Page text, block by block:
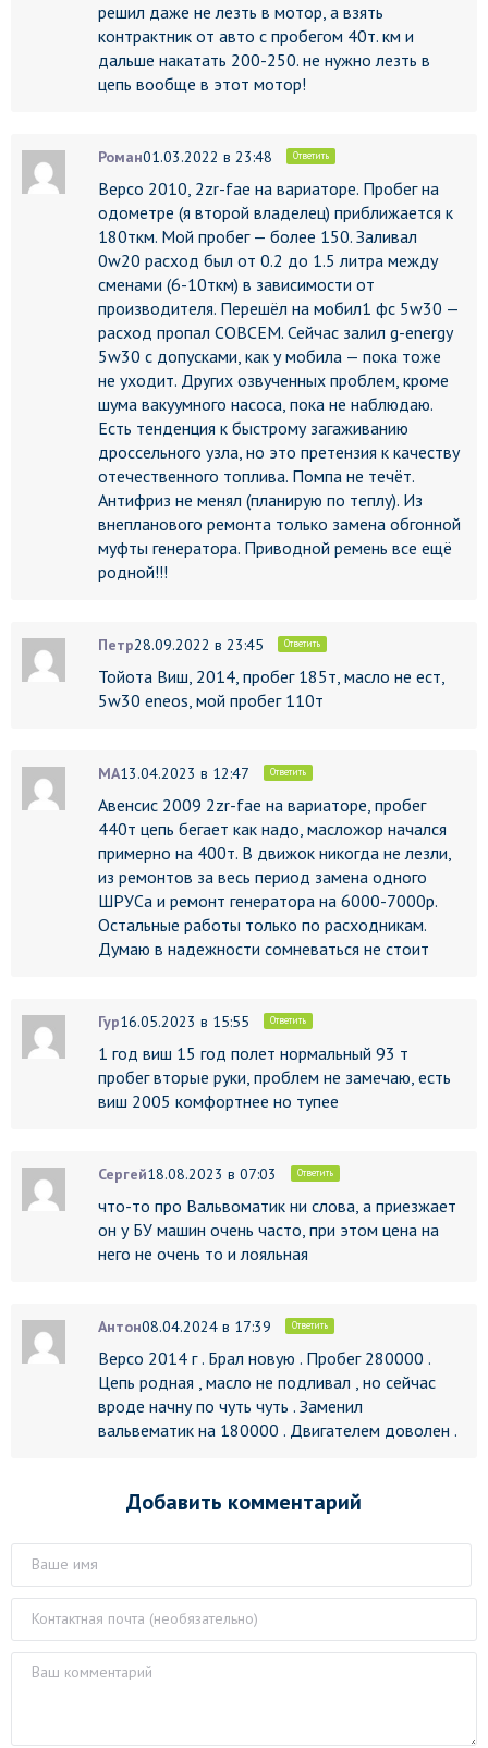
решил даже не лезть в мотор, а взять
контрактник от авто с пробегом 40т. км и
дальше накатать 200-250. не нужно лезть в
цепь вообще в этот мотор!
Роман01.03.2022 в 23:48 Ответить
Версо 2010, 2zr-fae на вариаторе. Пробег на
одометре (я второй владелец) приближается к
180ткм. Мой пробег — более 150. Заливал
0w20 расход был от 0.2 до 1.5 литра между
сменами (6-10ткм) в зависимости от
производителя. Перешёл на мобил1 фс 5w30 —
расход пропал СОВСЕМ. Сейчас залил g-energy
5w30 с допусками, как у мобила — пока тоже
не уходит. Других озвученных проблем, кроме
шума вакуумного насоса, пока не наблюдаю.
Есть тенденция к быстрому загаживанию
дроссельного узла, но это претензия к качеству
отечественного топлива. Помпа не течёт.
Антифриз не менял (планирую по теплу). Из
внепланового ремонта только замена обгонной
муфты генератора. Приводной ремень все ещё
родной!!!
Петр28.09.2022 в 23:45 Ответить
Тойота Виш, 2014, пробег 185т, масло не ест,
5w30 eneos, мой пробег 110т
МА13.04.2023 в 12:47 Ответить
Авенсис 2009 2zr-fae на вариаторе, пробег
440т цепь бегает как надо, масложор начался
примерно на 400т. В движок никогда не лезли,
из ремонтов за весь период замена одного
ШРУСа и ремонт генератора на 6000-7000р.
Остальные работы только по расходникам.
Думаю в надежности сомневаться не стоит
Гур16.05.2023 в 15:55 Ответить
1 год виш 15 год полет нормальный 93 т
пробег вторые руки, проблем не замечаю, есть
виш 2005 комфортнее но тупее
Сергей18.08.2023 в 07:03 Ответить
что-то про Вальвоматик ни слова, а приезжает
он у БУ машин очень часто, при этом цена на
него не очень то и лояльная
Антон08.04.2024 в 17:39 Ответить
Версо 2014 г . Брал новую . Пробег 280000 .
Цепь родная , масло не подливал , но сейчас
вроде начну по чуть чуть . Заменил
вальвематик на 180000 . Двигателем доволен .
Добавить комментарий